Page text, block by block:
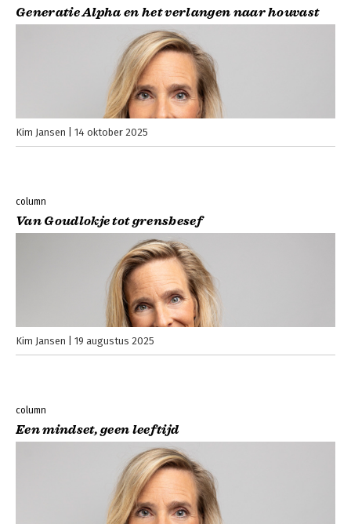
Generatie Alpha en het verlangen naar houvast
Kim Jansen 14 oktober 2025
column
Van Goudlokje tot grensbesef
Kim Jansen 19 augustus 2025
column
Een mindset, geen leeftijd